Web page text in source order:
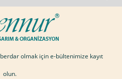
olmak için e-bültenimize kayıt
olun.